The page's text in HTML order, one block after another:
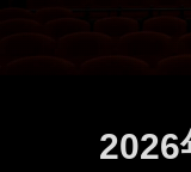
2026